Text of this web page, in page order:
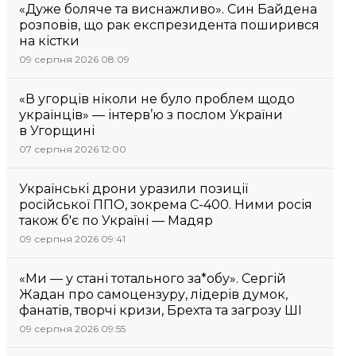
«Дуже боляче та виснажливо». Син Байдена
розповів, що рак експрезидента поширився
на кістки
09 серпня 2026 08:09
«В угорців ніколи не було проблем щодо
українців» — інтерв’ю з послом України
в Угорщині
07 серпня 2026 12:00
Українські дрони уразили позиції
російської ППО, зокрема С-400. Ними росія
також б'є по Україні — Мадяр
09 серпня 2026 09:41
«Ми — у стані тотального за*обу». Сергій
Жадан про самоцензуру, лідерів думок,
фанатів, творчі кризи, Брехта та загрозу ШІ
09 серпня 2026 09:55